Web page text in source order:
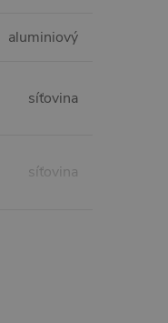
aluminiový
síťovina
síťovina